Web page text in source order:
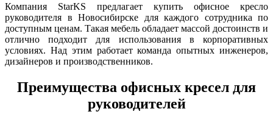
Компания StarKS предлагает купить офисное кресло
руководителя в Новосибирске для каждого сотрудника по
доступным ценам. Такая мебель обладает массой достоинств и
отлично подходит для использования в корпоративных
условиях. Над этим работает команда опытных инженеров,
дизайнеров и производственников.
Преимущества офисных кресел для
руководителей